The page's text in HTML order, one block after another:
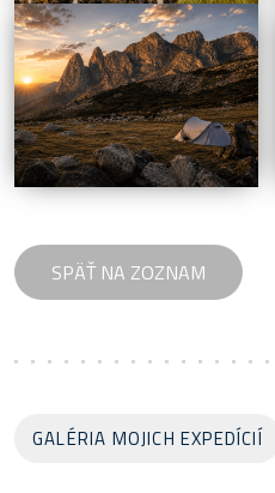
GALÉRIA MOJICH EXPEDÍCIÍ